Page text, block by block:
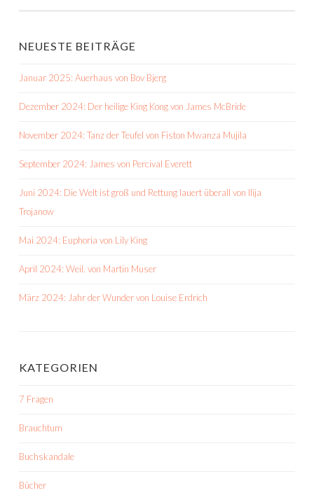
NEUESTE BEITRÄGE
Januar 2025: Auerhaus von Bov Bjerg
Dezember 2024: Der heilige King Kong von James McBride
November 2024: Tanz der Teufel von Fiston Mwanza Mujila
September 2024: James von Percival Everett
Juni 2024: Die Welt ist groß und Rettung lauert überall von Ilija
Trojanow
Mai 2024: Euphoria von Lily King
April 2024: Weil. von Martin Muser
März 2024: Jahr der Wunder von Louise Erdrich
KATEGORIEN
7 Fragen
Brauchtum
Buchskandale
Bücher